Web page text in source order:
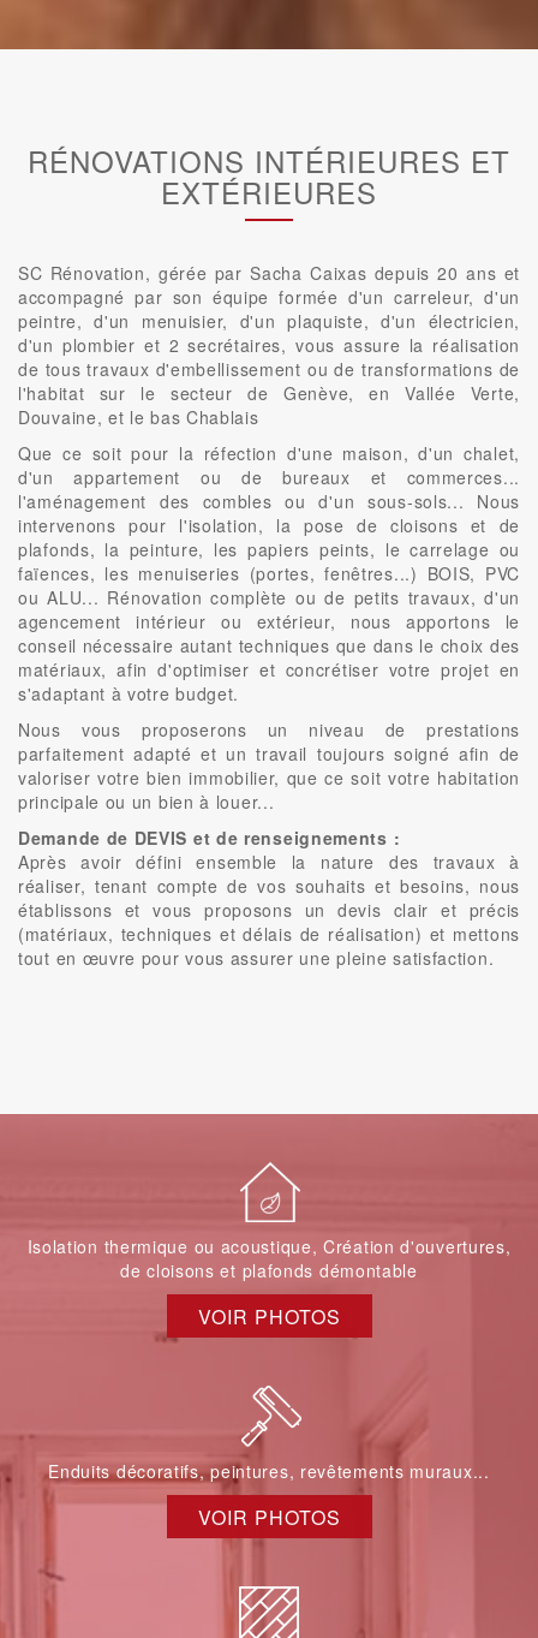
RÉNOVATIONS INTÉRIEURES ET
EXTÉRIEURES
SC Rénovation, gérée par Sacha Caixas depuis 20 ans et
accompagné par son équipe formée d'un carreleur, d'un
peintre, d'un menuisier, d'un plaquiste, d'un électricien,
d'un plombier et 2 secrétaires, vous assure la réalisation
de tous travaux d'embellissement ou de transformations de
l'habitat sur le secteur de Genève, en Vallée Verte,
Douvaine, et le bas Chablais
Que ce soit pour la réfection d'une maison, d'un chalet,
d'un appartement ou de bureaux et commerces...
l'aménagement des combles ou d'un sous-sols... Nous
intervenons pour l'isolation, la pose de cloisons et de
plafonds, la peinture, les papiers peints, le carrelage ou
faïences, les menuiseries (portes, fenêtres...) BOIS, PVC
ou ALU... Rénovation complète ou de petits travaux, d'un
agencement intérieur ou extérieur, nous apportons le
conseil nécessaire autant techniques que dans le choix des
matériaux, afin d'optimiser et concrétiser votre projet en
s'adaptant à votre budget.
Nous vous proposerons un niveau de prestations
parfaitement adapté et un travail toujours soigné afin de
valoriser votre bien immobilier, que ce soit votre habitation
principale ou un bien à louer...
Demande de DEVIS et de renseignements :
Après avoir défini ensemble la nature des travaux à
réaliser, tenant compte de vos souhaits et besoins, nous
établissons et vous proposons un devis clair et précis
(matériaux, techniques et délais de réalisation) et mettons
tout en œuvre pour vous assurer une pleine satisfaction.
Isolation thermique ou acoustique, Création d'ouvertures,
de cloisons et plafonds démontable
VOIR PHOTOS
Enduits décoratifs, peintures, revêtements muraux...
VOIR PHOTOS